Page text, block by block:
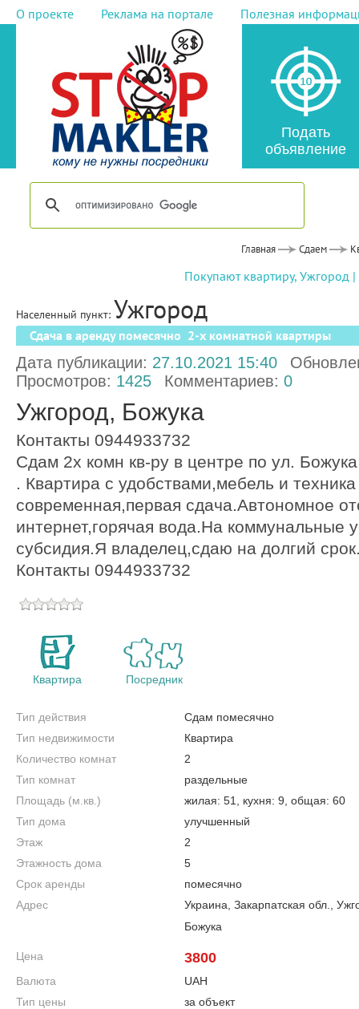
О проекте Реклама на портале Полезная
Подать
объявление
Главная Сдаем
Покупают квартиру, Ужгород|
Населенный пункт: Ужгород
Сдача в аренду помесячно 2-х комнатной квартиры
Дата публикации: 27.10.2021 15:40
Просмотров: 1425 Комментариев: 0
Ужгород, Божука
Контакты 0944933732
Сдам 2х комн кв-ру в центре по ул.
. Квартира с удобствами,мебель и техника
современная,первая сдача.Автономное
интернет,горячая вода.На коммунальные
субсидия.Я владелец,сдаю на долгий
Контакты 0944933732
Квартира Посредник
Тип действия
Сдам помесячно
Тип недвижимости
Квартира
Количество комнат
2
Тип комнат
раздельные
Площадь (м.кв.)
жилая: 51, кухня: 9, общая: 60
Тип дома
улучшенный
Этаж
2
Этажность дома
5
Срок аренды
помесячно
Адрес
Украина, Закарпатская обл.,
Божука
Цена 3800
Валюта
UAH
Тип цены
за объект